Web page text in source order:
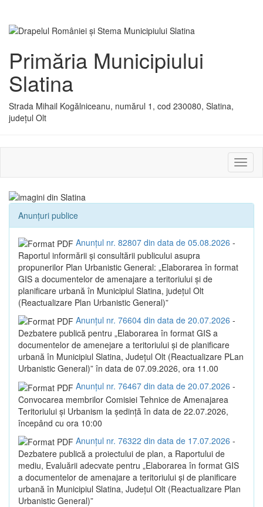
Primăria Municipiului
Slatina
Strada Mihail Kogălniceanu, numărul 1, cod 230080, Slatina,
județul Olt
sau
Anunțuri publice
Anunțul nr. 82807 din data de 05.08.2026 -
Raportul informării și consultării publicului asupra
propunerilor Plan Urbanistic General: „Elaborarea în format
GIS a documentelor de amenajare a teritoriului și de
planificare urbană în Municipiul Slatina, județul Olt
(Reactualizare Plan Urbanistic General)”
Anunțul nr. 76604 din data de 20.07.2026 -
Dezbatere publică pentru „Elaborarea în format GIS a
documentelor de amenejare a teritoriului și de planificare
urbană în Municipiul Slatina, Județul Olt (Reactualizare PLan
Urbanistic General)” în data de 07.09.2026, ora 11.00
Anunțul nr. 76467 din data de 20.07.2026 -
Convocarea membrilor Comisiei Tehnice de Amenajarea
Teritoriului și Urbanism la ședință în data de 22.07.2026,
începând cu ora 10:00
Anunțul nr. 76322 din data de 17.07.2026 -
Dezbatere publică a proiectului de plan, a Raportului de
mediu, Evaluării adecvate pentru „Elaborarea în format GIS
a documentelor de amenajare a teritoriului și de planificare
urbană în Municipiul Slatina, Județul Olt (Reactualizare Plan
Urbanistic General)”